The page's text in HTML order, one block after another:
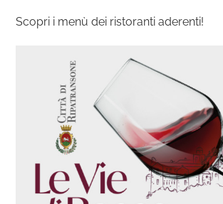
Scopri i menù dei ristoranti aderenti!